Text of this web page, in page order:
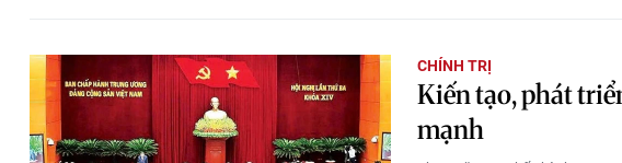
CHÍNH TRỊ
Kiến tạo, phát
mạnh